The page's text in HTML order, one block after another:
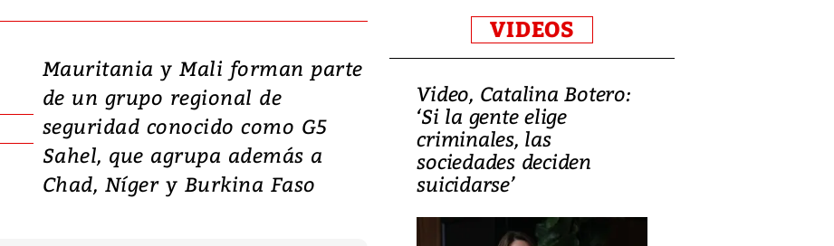
Mauritania y Mali forman parte
de un grupo regional de
seguridad conocido como G5
Sahel, que agrupa además a
Chad, Níger y Burkina Faso
VIDEOS
Video, Japón: Terremoto
deja heridos y graves
daños en Kumamoto
Video, Catalina Botero:
‘Si la gente elige
criminales, las
sociedades deciden
suicidarse’